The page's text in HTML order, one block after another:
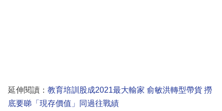
延伸閱讀： 教育培訓股成2021最大輸家 俞敏洪轉型帶貨 撈
底要睇「現存價值」同過往戰績